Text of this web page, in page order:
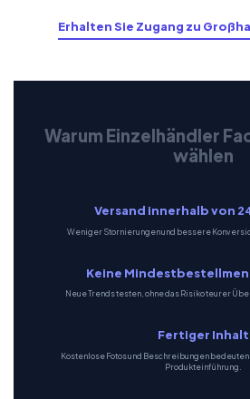
Erhalten Sie Zugang zu
Warum Einzelhändler
wählen
Versand innerhalb von
Weniger Stornierungen und bessere
Keine
Neue Trends testen, ohne das Risiko teurer
Fertiger Inhalt
Kostenlose Fotos und Beschreibungen
Produkteinführung.